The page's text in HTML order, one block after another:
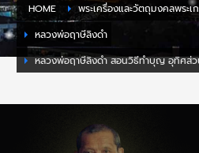
HOME พระเครื่องและวัตถุมงคลพระเ
หลวงพ่อฤาษีลิงดำ
หลวงพ่อฤาษีลิงดำ สอนวิธีทำบุญ อุทิศส่